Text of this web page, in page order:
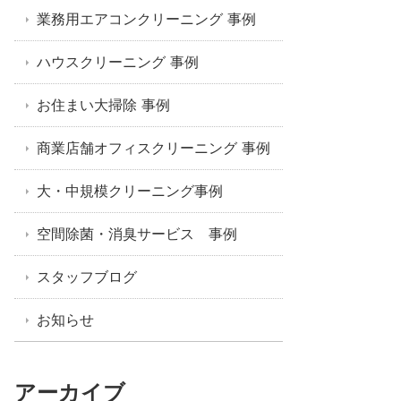
業務用エアコンクリーニング 事例
ハウスクリーニング 事例
お住まい大掃除 事例
商業店舗オフィスクリーニング 事例
大・中規模クリーニング事例
空間除菌・消臭サービス 事例
スタッフブログ
お知らせ
アーカイブ